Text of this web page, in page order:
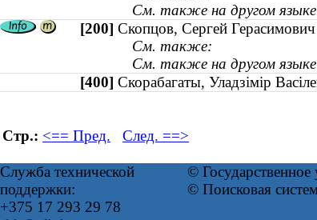
См. также на другом
[200] Скопцов, Сергей
См. также:
См. также на другом
[400] Скорабагаты, Уладзімір
Стр.: <== Пред. След. ==>
Служба технической
поддержки:
+375 17 293 29 78
©
© Поисковая